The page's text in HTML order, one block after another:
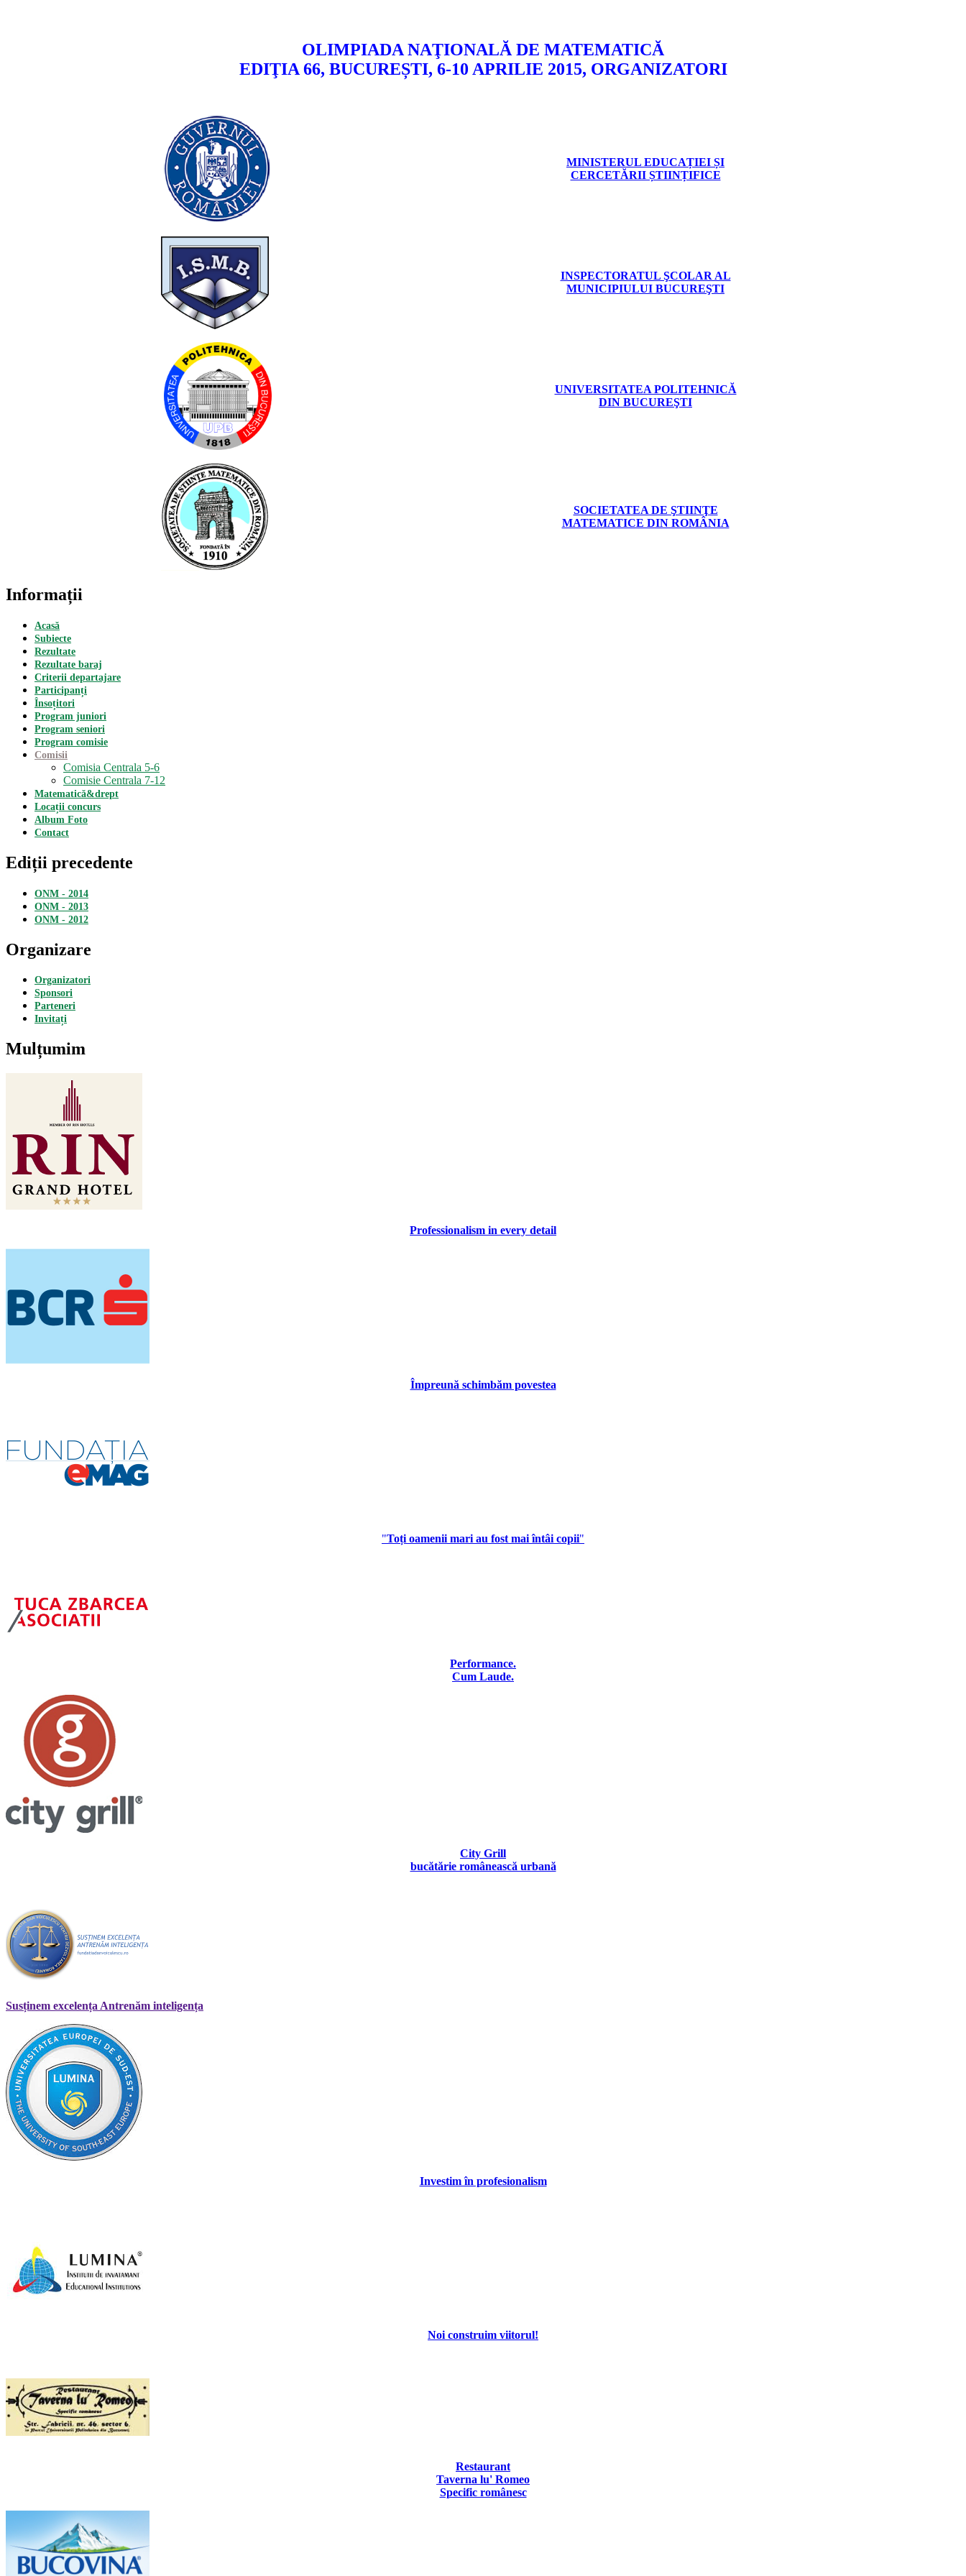
OLIMPIADA NAŢIONALĂ DE MATEMATICĂ
EDIŢIA 66, BUCUREȘTI, 6-10 APRILIE 2015, ORGANIZATORI
MINISTERUL EDUCAȚIEI ȘI
CERCETĂRII ȘTIINȚIFICE
INSPECTORATUL ŞCOLAR AL
MUNICIPIULUI BUCUREŞTI
UNIVERSITATEA POLITEHNICĂ
DIN BUCUREŞTI
SOCIETATEA DE ŞTIINŢE
MATEMATICE DIN ROMÂNIA
Informații
Acasă
Subiecte
Rezultate
Rezultate baraj
Criterii departajare
Participanți
Însoțitori
Program juniori
Program seniori
Program comisie
Comisii
Comisia Centrala 5-6
Comisie Centrala 7-12
Matematică&drept
Locații concurs
Album Foto
Contact
Ediții precedente
ONM - 2014
ONM - 2013
ONM - 2012
Organizare
Organizatori
Sponsori
Parteneri
Invitați
Mulțumim
Professionalism in every detail
Împreună schimbăm povestea
"Toți oamenii mari au fost mai întâi copii"
Performance.
Cum Laude.
City Grill
bucătărie românească urbană
Susținem excelența Antrenăm inteligența
Investim în profesionalism
Noi construim viitorul!
Restaurant
Taverna lu' Romeo
Specific românesc